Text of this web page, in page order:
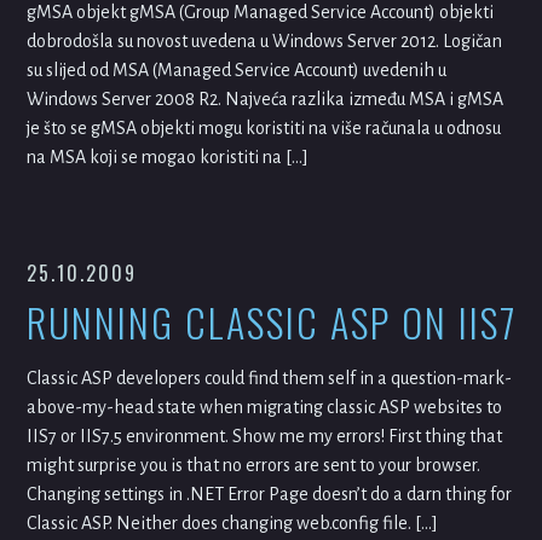
gMSA objekt gMSA (Group Managed Service Account) objekti
dobrodošla su novost uvedena u Windows Server 2012. Logičan
su slijed od MSA (Managed Service Account) uvedenih u
Windows Server 2008 R2. Najveća razlika između MSA i gMSA
je što se gMSA objekti mogu koristiti na više računala u odnosu
na MSA koji se mogao koristiti na […]
25.10.2009
RUNNING CLASSIC ASP ON IIS7
Classic ASP developers could find them self in a question-mark-
above-my-head state when migrating classic ASP websites to
IIS7 or IIS7.5 environment. Show me my errors! First thing that
might surprise you is that no errors are sent to your browser.
Changing settings in .NET Error Page doesn’t do a darn thing for
Classic ASP. Neither does changing web.config file. […]